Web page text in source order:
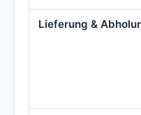
Lieferung &